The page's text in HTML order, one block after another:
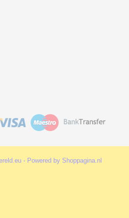
- Powered by Shoppagina.nl